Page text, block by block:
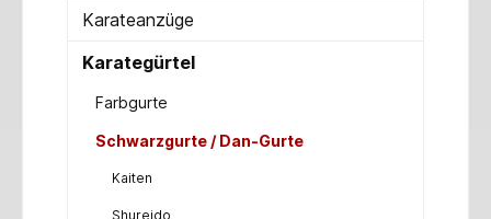
Karateanzüge
Karategürtel
Farbgurte
Schwarzgurte / Dan-Gurte
Kaiten
Shureido